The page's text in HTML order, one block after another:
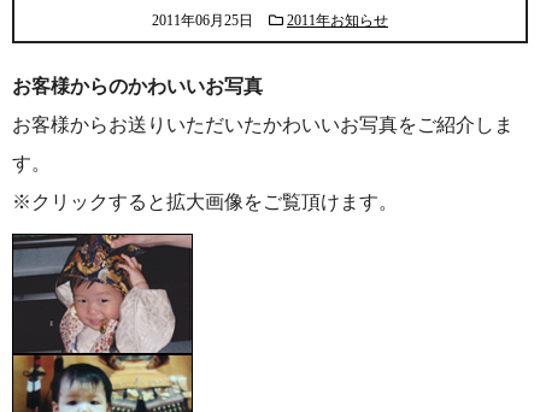
2011年06月25日 2011年お知らせ
お客様からのかわいいお写真
お客様からお送りいただいたかわいいお写真をご紹介しま
す。
※クリックすると拡大画像をご覧頂けます。